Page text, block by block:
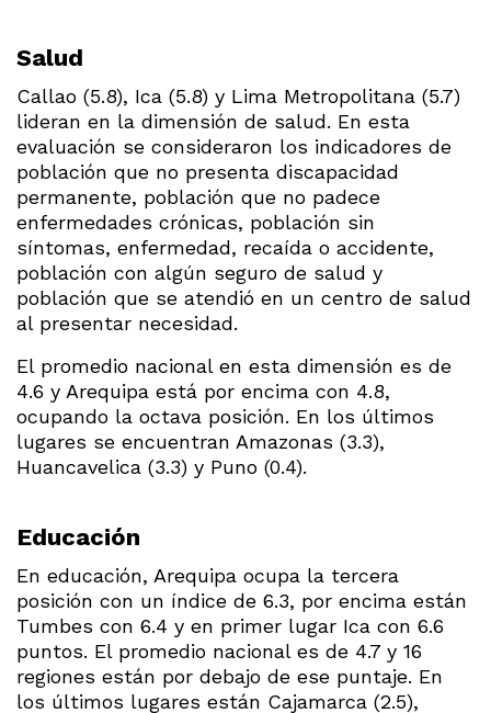
Salud
Callao (5.8), Ica (5.8) y Lima Metropolitana (5.7)
lideran en la dimensión de salud. En esta
evaluación se consideraron los indicadores de
población que no presenta discapacidad
permanente, población que no padece
enfermedades crónicas, población sin
síntomas, enfermedad, recaída o accidente,
población con algún seguro de salud y
población que se atendió en un centro de salud
al presentar necesidad.
El promedio nacional en esta dimensión es de
4.6 y Arequipa está por encima con 4.8,
ocupando la octava posición. En los últimos
lugares se encuentran Amazonas (3.3),
Huancavelica (3.3) y Puno (0.4).
Educación
En educación, Arequipa ocupa la tercera
posición con un índice de 6.3, por encima están
Tumbes con 6.4 y en primer lugar Ica con 6.6
puntos. El promedio nacional es de 4.7 y 16
regiones están por debajo de ese puntaje. En
los últimos lugares están Cajamarca (2.5),